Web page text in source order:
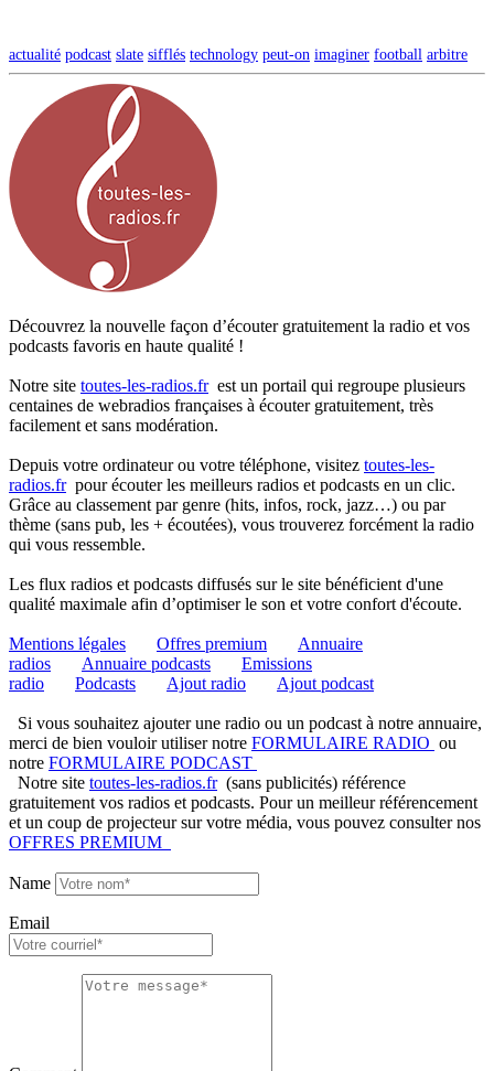
actualité podcast slate sifflés technology peut-on imaginer football arbitre
Découvrez la nouvelle façon d’écouter gratuitement la radio et vos
podcasts favoris en haute qualité !
Notre site toutes-les-radios.frest un portail qui regroupe plusieurs
centaines de webradios françaises à écouter gratuitement, très
facilement et sans modération.
Depuis votre ordinateur ou votre téléphone, visitez toutes-les-
radios.frpour écouter les meilleurs radios et podcasts en un clic.
Grâce au classement par genre (hits, infos, rock, jazz…) ou par
thème (sans pub, les + écoutées), vous trouverez forcément la radio
qui vous ressemble.
Les flux radios et podcasts diffusés sur le site bénéficient d'une
qualité maximale afin d’optimiser le son et votre confort d'écoute.
Mentions légales Offres premium
Annuaire
radios
Annuaire podcasts
Emissions
radio
Podcasts Ajout radio Ajout podcast
Si vous souhaitez ajouter une radio ou un podcast à notre annuaire,
merci de bien vouloir utiliser notre FORMULAIRE RADIO ou
notre FORMULAIRE PODCAST
Notre site toutes-les-radios.fr(sans publicités) référence
gratuitement vos radios et podcasts. Pour un meilleur référencement
et un coup de projecteur sur votre média, vous pouvez consulter nos
OFFRES PREMIUM
Name
Email